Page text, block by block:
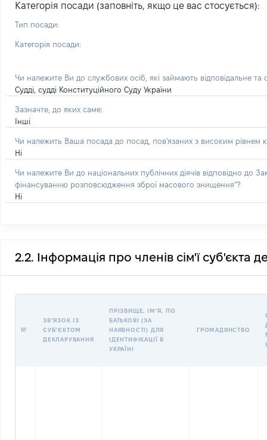
Категорія посади (заповніть, якщо це вас стосується):
Тип посади:
Категорія посади:
Чи належите Ви до службових осіб, які займають відповідальне
Судді, судді Конституційного Суду України
Зазначте, до яких саме:
Інші
Чи належить Ваша посада до посад, пов'язаних з високим рівнем
Ні
Чи належите Ви до національних публічних діячів відповідно до
фінансуванню розповсюдження зброї масового знищення"?
Ні
2.2. Інформація про членів сім'ї суб'єкта
№
ЗВʼЯЗОК ІЗ
СУБʼЄКТОМ
ДЕКЛАРУВАННЯ
ПРІЗВИЩЕ, ІМʼЯ, ПО
БАТЬКОВІ (ЗА
НАЯВНОСТІ) ДЛЯ
ІДЕНТИФІКАЦІЇ В
УКРАЇНІ
ГРОМАДЯНСТВО